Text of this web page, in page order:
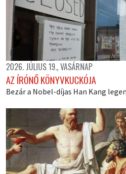
2026. JÚLIUS 19., VASÁRNAP
AZ ÍRÓNŐ KÖNYVKUCKÓJA
Bezár a Nobel-díjas Han Kang